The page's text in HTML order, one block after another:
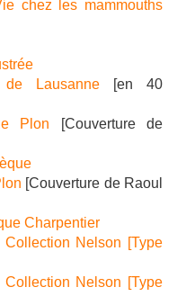
chez les mammouths
Lausanne[en 40
Plon
[Couverture de
[Couverture de Raoul
Charpentier
Nelson [Type
Nelson [Type